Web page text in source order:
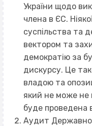
України щодо
члена в ЄС.
суспільства та
вектором та
демократію за
дискурсу. Це
владою та
який не може не
буде проведена
Аудит